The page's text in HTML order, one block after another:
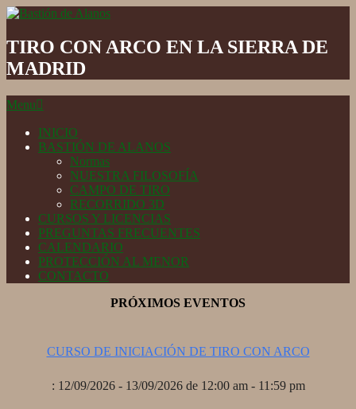
Skip
content
de
Alanos
TIRO CON ARCO EN LA SIERRA DE
MADRID
Secondary
Menu
Menu
INICIO
BASTIÓN DE ALANOS
Normas
NUESTRA FILOSOFÍA
CAMPO DE TIRO
RECORRIDO 3D
CURSOS Y LICENCIAS
PREGUNTAS FRECUENTES
CALENDARIO
PROTECCIÓN AL MENOR
CONTACTO
PRÓXIMOS EVENTOS
CURSO DE INICIACIÓN DE TIRO CON ARCO
: 12/09/2026 - 13/09/2026 de 12:00 am - 11:59 pm